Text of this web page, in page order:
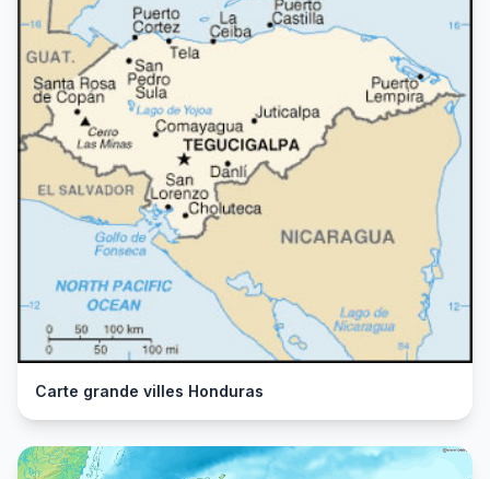
Carte grande villes Honduras